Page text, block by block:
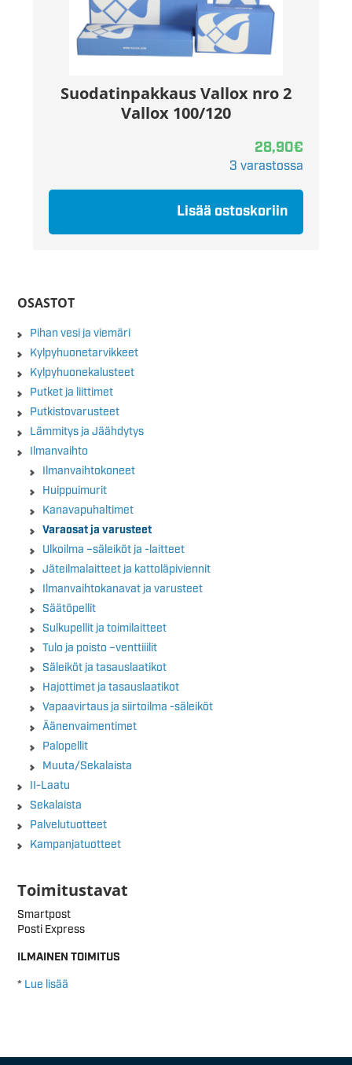
Suodatinpakkaus Vallox nro 2
Vallox 100/120
28,90€
3 varastossa
Lisää ostoskoriin
OSASTOT
Pihan vesi ja viemäri
Kylpyhuonetarvikkeet
Kylpyhuonekalusteet
Putket ja liittimet
Putkistovarusteet
Lämmitys ja Jäähdytys
Ilmanvaihto
Ilmanvaihtokoneet
Huippuimurit
Kanavapuhaltimet
Varaosat ja varusteet
Ulkoilma –säleiköt ja -laitteet
Jäteilmalaitteet ja kattoläpiviennit
Ilmanvaihtokanavat ja varusteet
Säätöpellit
Sulkupellit ja toimilaitteet
Tulo ja poisto –venttiiilit
Säleiköt ja tasauslaatikot
Hajottimet ja tasauslaatikot
Vapaavirtaus ja siirtoilma -säleiköt
Äänenvaimentimet
Palopellit
Muuta/Sekalaista
II-Laatu
Sekalaista
Palvelutuotteet
Kampanjatuotteet
Toimitustavat
Smartpost
Posti Express
ILMAINEN TOIMITUS
* Lue lisää